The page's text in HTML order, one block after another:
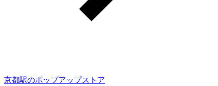
京都駅のポップアップストア